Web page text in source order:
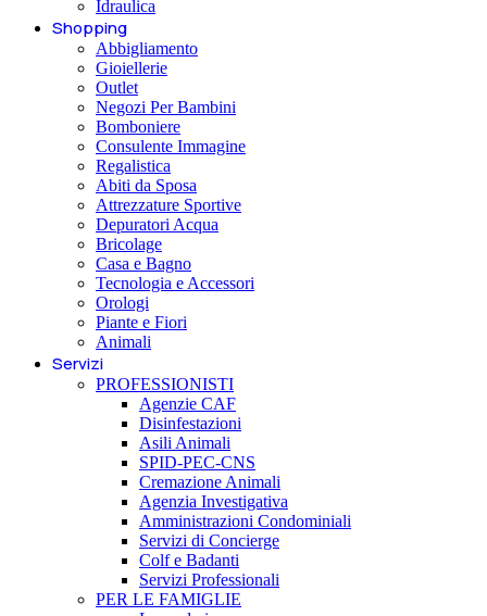
Idraulica
Shopping
Abbigliamento
Gioiellerie
Outlet
Negozi Per Bambini
Bomboniere
Consulente Immagine
Regalistica
Abiti da Sposa
Attrezzature Sportive
Depuratori Acqua
Bricolage
Casa e Bagno
Tecnologia e Accessori
Orologi
Piante e Fiori
Animali
Servizi
PROFESSIONISTI
Agenzie CAF
Disinfestazioni
Asili Animali
SPID-PEC-CNS
Cremazione Animali
Agenzia Investigativa
Amministrazioni Condominiali
Servizi di Concierge
Colf e Badanti
Servizi Professionali
PER LE FAMIGLIE